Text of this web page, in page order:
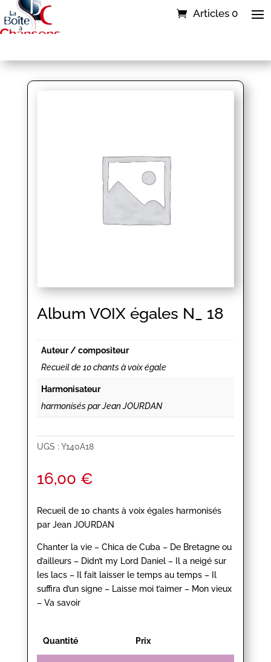
Articles 0
Album VOIX égales N_ 18
Auteur / compositeur
Recueil de 10 chants à voix égale
Harmonisateur
harmonisés par Jean JOURDAN
UGS : Y140A18
16,00 €
Recueil de 10 chants à voix égales harmonisés
par Jean JOURDAN
Chanter la vie – Chica de Cuba – De Bretagne ou
d’ailleurs – Didn’t my Lord Daniel – Il a neigé sur
les lacs – Il fait laisser le temps au temps – Il
suffira d’un signe – Laisse moi t’aimer – Mon vieux
– Va savoir
Quantité Prix